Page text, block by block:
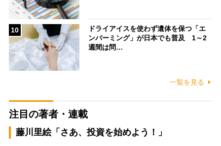
10
ドライアイスを使わず遺体を保つ「エ
ンバーミング」が日本でも普及 1～2
週間は問…
一覧を見る
注目の著者・連載
藤川里絵「さあ、投資を始めよう！」